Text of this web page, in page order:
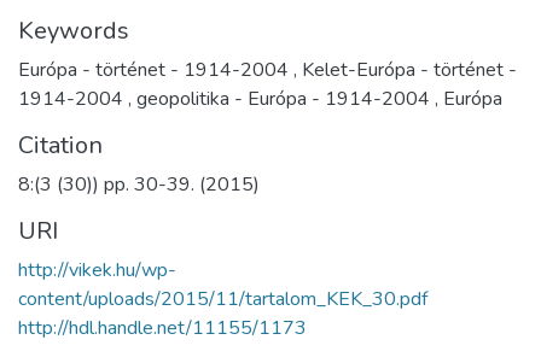
Keywords
Európa - történet - 1914-2004 , Kelet-Európa - történet -
1914-2004 , geopolitika - Európa - 1914-2004 , Európa
Citation
8:(3 (30)) pp. 30-39. (2015)
URI
http://vikek.hu/wp-
content/uploads/2015/11/tartalom_KEK_30.pdf
http://hdl.handle.net/11155/1173